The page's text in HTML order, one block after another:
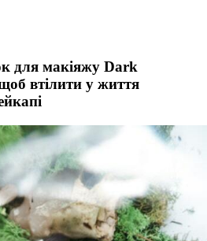
для макіяжу Dark
втілити у життя